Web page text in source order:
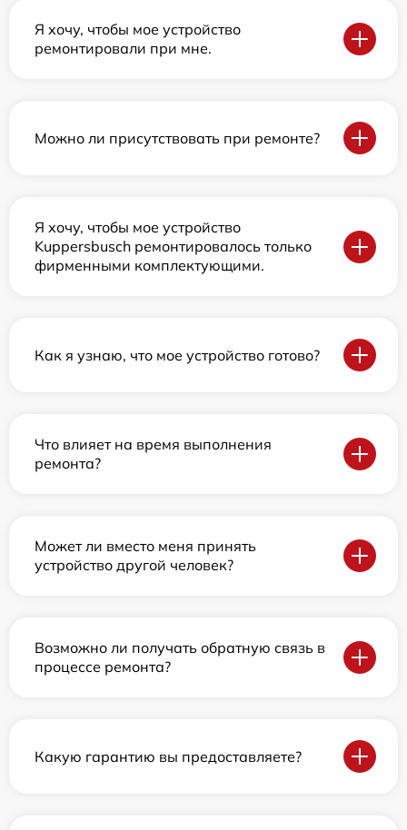
Я хочу, чтобы мое устройство
ремонтировали при мне.
Можно ли присутствовать при ремонте?
Я хочу, чтобы мое устройство
Kuppersbusch ремонтировалось только
фирменными комплектующими.
Как я узнаю, что мое устройство готово?
Что влияет на время выполнения
ремонта?
Может ли вместо меня принять
устройство другой человек?
Возможно ли получать обратную связь в
процессе ремонта?
Какую гарантию вы предоставляете?